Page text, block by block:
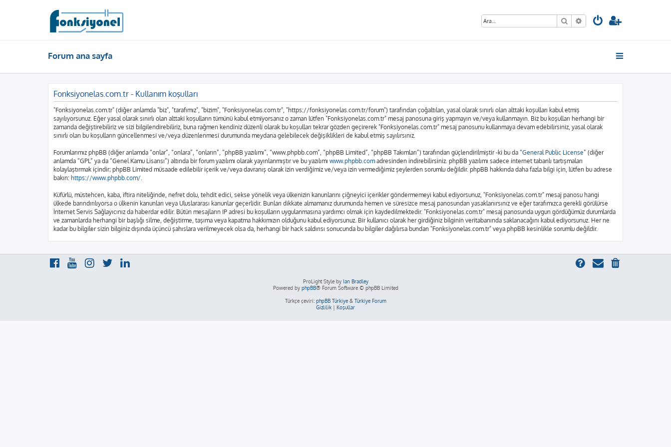
Ara Gelişmiş arama
Forum ana sayfa
Fonksiyonelas.com.tr - Kullanım koşulları
"Fonksiyonelas.com.tr" (diğer anlamda "biz", "tarafımız", "bizim", "Fonksiyonelas.com.tr", "https://fonksiyonelas.com.tr/forum") tarafından çoğaltılan, yasal olarak sınırlı olan alttaki koşulları kabul etmiş
sayılıyorsunuz. Eğer yasal olarak sınırlı olan alttaki koşulların tümünü kabul etmiyorsanız o zaman lütfen "Fonksiyonelas.com.tr" mesaj panosuna giriş yapmayın ve/veya kullanmayın. Biz bu koşulları herhangi bir
zamanda değiştirebiliriz ve sizi bilgilendirebiliriz, buna rağmen kendiniz düzenli olarak bu koşulları tekrar gözden geçirerek "Fonksiyonelas.com.tr" mesaj panosunu kullanmaya devam edebilirsiniz, yasal olarak
sınırlı olan bu koşulların güncellenmesi ve/veya düzenlenmesi durumunda meydana gelebilecek değişiklikleri de kabul etmiş sayılırsınız.
Forumlarımız phpBB (diğer anlamda “onlar”, “onlara”, “onların”, “phpBB yazılımı”, “www.phpbb.com”, “phpBB Limited”, “phpBB Takımları”) tarafından güçlendirilmiştir -ki bu da “General Public License” (diğer
anlamda “GPL” ya da “Genel Kamu Lisansı”) altında bir forum yazılımı olarak yayınlanmıştır ve bu yazılımı www.phpbb.com adresinden indirebilirsiniz. phpBB yazılımı sadece internet tabanlı tartışmaları
kolaylaştırmak içindir; phpBB Limited müsaade edilebilir içerik ve/veya davranış olarak izin verdiğimiz ve/veya izin vermediğimiz şeylerden sorumlu değildir. phpBB hakkında daha fazla bilgi için, lütfen bu adrese
bakın: https://www.phpbb.com/.
Küfürlü, müstehcen, kaba, iftira niteliğinde, nefret dolu, tehdit edici, sekse yönelik veya ülkenizin kanunlarını çiğneyici içerikler göndermemeyi kabul ediyorsunuz, "Fonksiyonelas.com.tr" mesaj panosu hangi
ülkede barındırılıyorsa o ülkenin kanunları veya Uluslararası kanunlar geçerlidir. Bunları dikkate almamanız durumunda hemen ve süresizce mesaj panosundan yasaklanırsınız ve eğer tarafımızca gerekli görülürse
İnternet Servis Sağlayıcınız da haberdar edilir. Bütün mesajların IP adresi bu koşulların uygulanmasına yardımcı olmak için kaydedilmektedir. "Fonksiyonelas.com.tr" mesaj panosunda uygun gördüğümüz durumlarda
ve zamanlarda herhangi bir başlığı silme, değiştirme, taşıma veya kapatma hakkımızın olduğunu kabul ediyorsunuz. Bir kullanıcı olarak her girdiğiniz bilginin veritabanında saklanacağını kabul ediyorsunuz. Her ne
kadar bu bilgiler sizin bilginiz dışında üçüncü şahıslara verilmeyecek olsa da, herhangi bir hack saldırısı sonucunda bu bilgiler dağılırsa bundan "Fonksiyonelas.com.tr" veya phpBB kesinlikle sorumlu değildir.
ProLight Style by Ian Bradley
Powered by phpBB® Forum Software © phpBB Limited
Türkçe çeviri: phpBB Türkiye& Türkiye Forum
Gizlilik | Koşullar